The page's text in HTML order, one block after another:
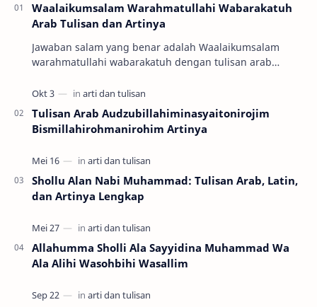
Waalaikumsalam Warahmatullahi Wabarakatuh
Arab Tulisan dan Artinya
Jawaban salam yang benar adalah Waalaikumsalam
warahmatullahi wabarakatuh dengan tulisan arab
Tulisan Arab Audzubillahiminasyaitonirojim
Bismillahirohmanirohim Artinya
Shollu Alan Nabi Muhammad: Tulisan Arab, Latin,
dan Artinya Lengkap
Allahumma Sholli Ala Sayyidina Muhammad Wa
Ala Alihi Wasohbihi Wasallim